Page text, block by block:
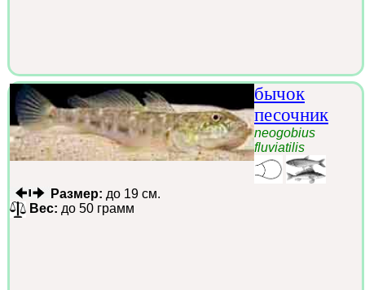
бычок
песочник
neogobius
fluviatilis
Размер: до 19 см.
Вес: до 50 грамм